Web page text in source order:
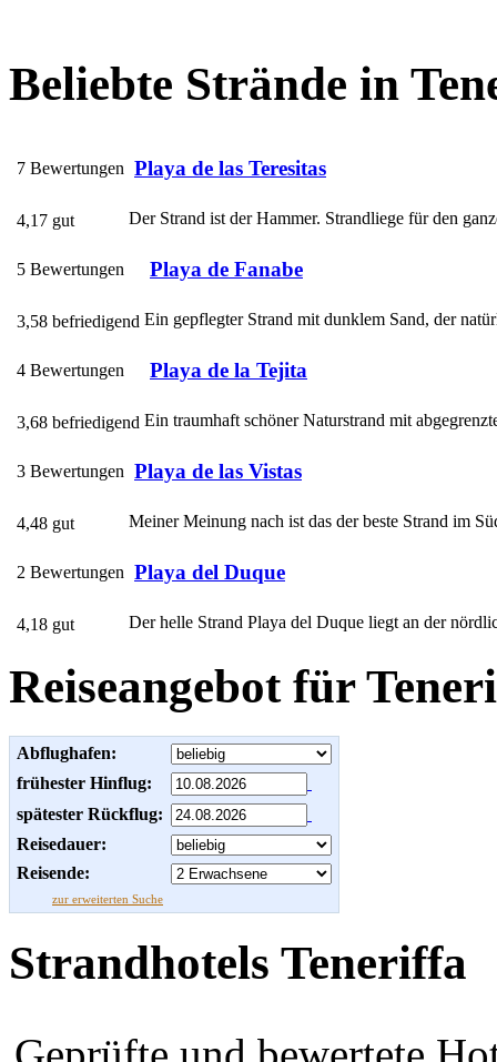
Beliebte Strände in
7 Bewertungen Playa de las Teresitas
Der Strand ist der Hammer. Strandliege für den
4,17 gut
5 Bewertungen Playa de Fanabe
Ein gepflegter Strand mit dunklem Sand, der
3,58 befriedigend
4 Bewertungen Playa de la Tejita
Ein traumhaft schöner Naturstrand mit
3,68 befriedigend
3 Bewertungen Playa de las Vistas
Meiner Meinung nach ist das der beste Strand im
4,48 gut
2 Bewertungen Playa del Duque
Der helle Strand Playa del Duque liegt an der
4,18 gut
Reiseangebot für
Abflughafen:
frühester Hinflug:
spätester Rückflug:
Reisedauer:
Reisende:
zur erweiterten Suche
Strandhotels Teneriffa